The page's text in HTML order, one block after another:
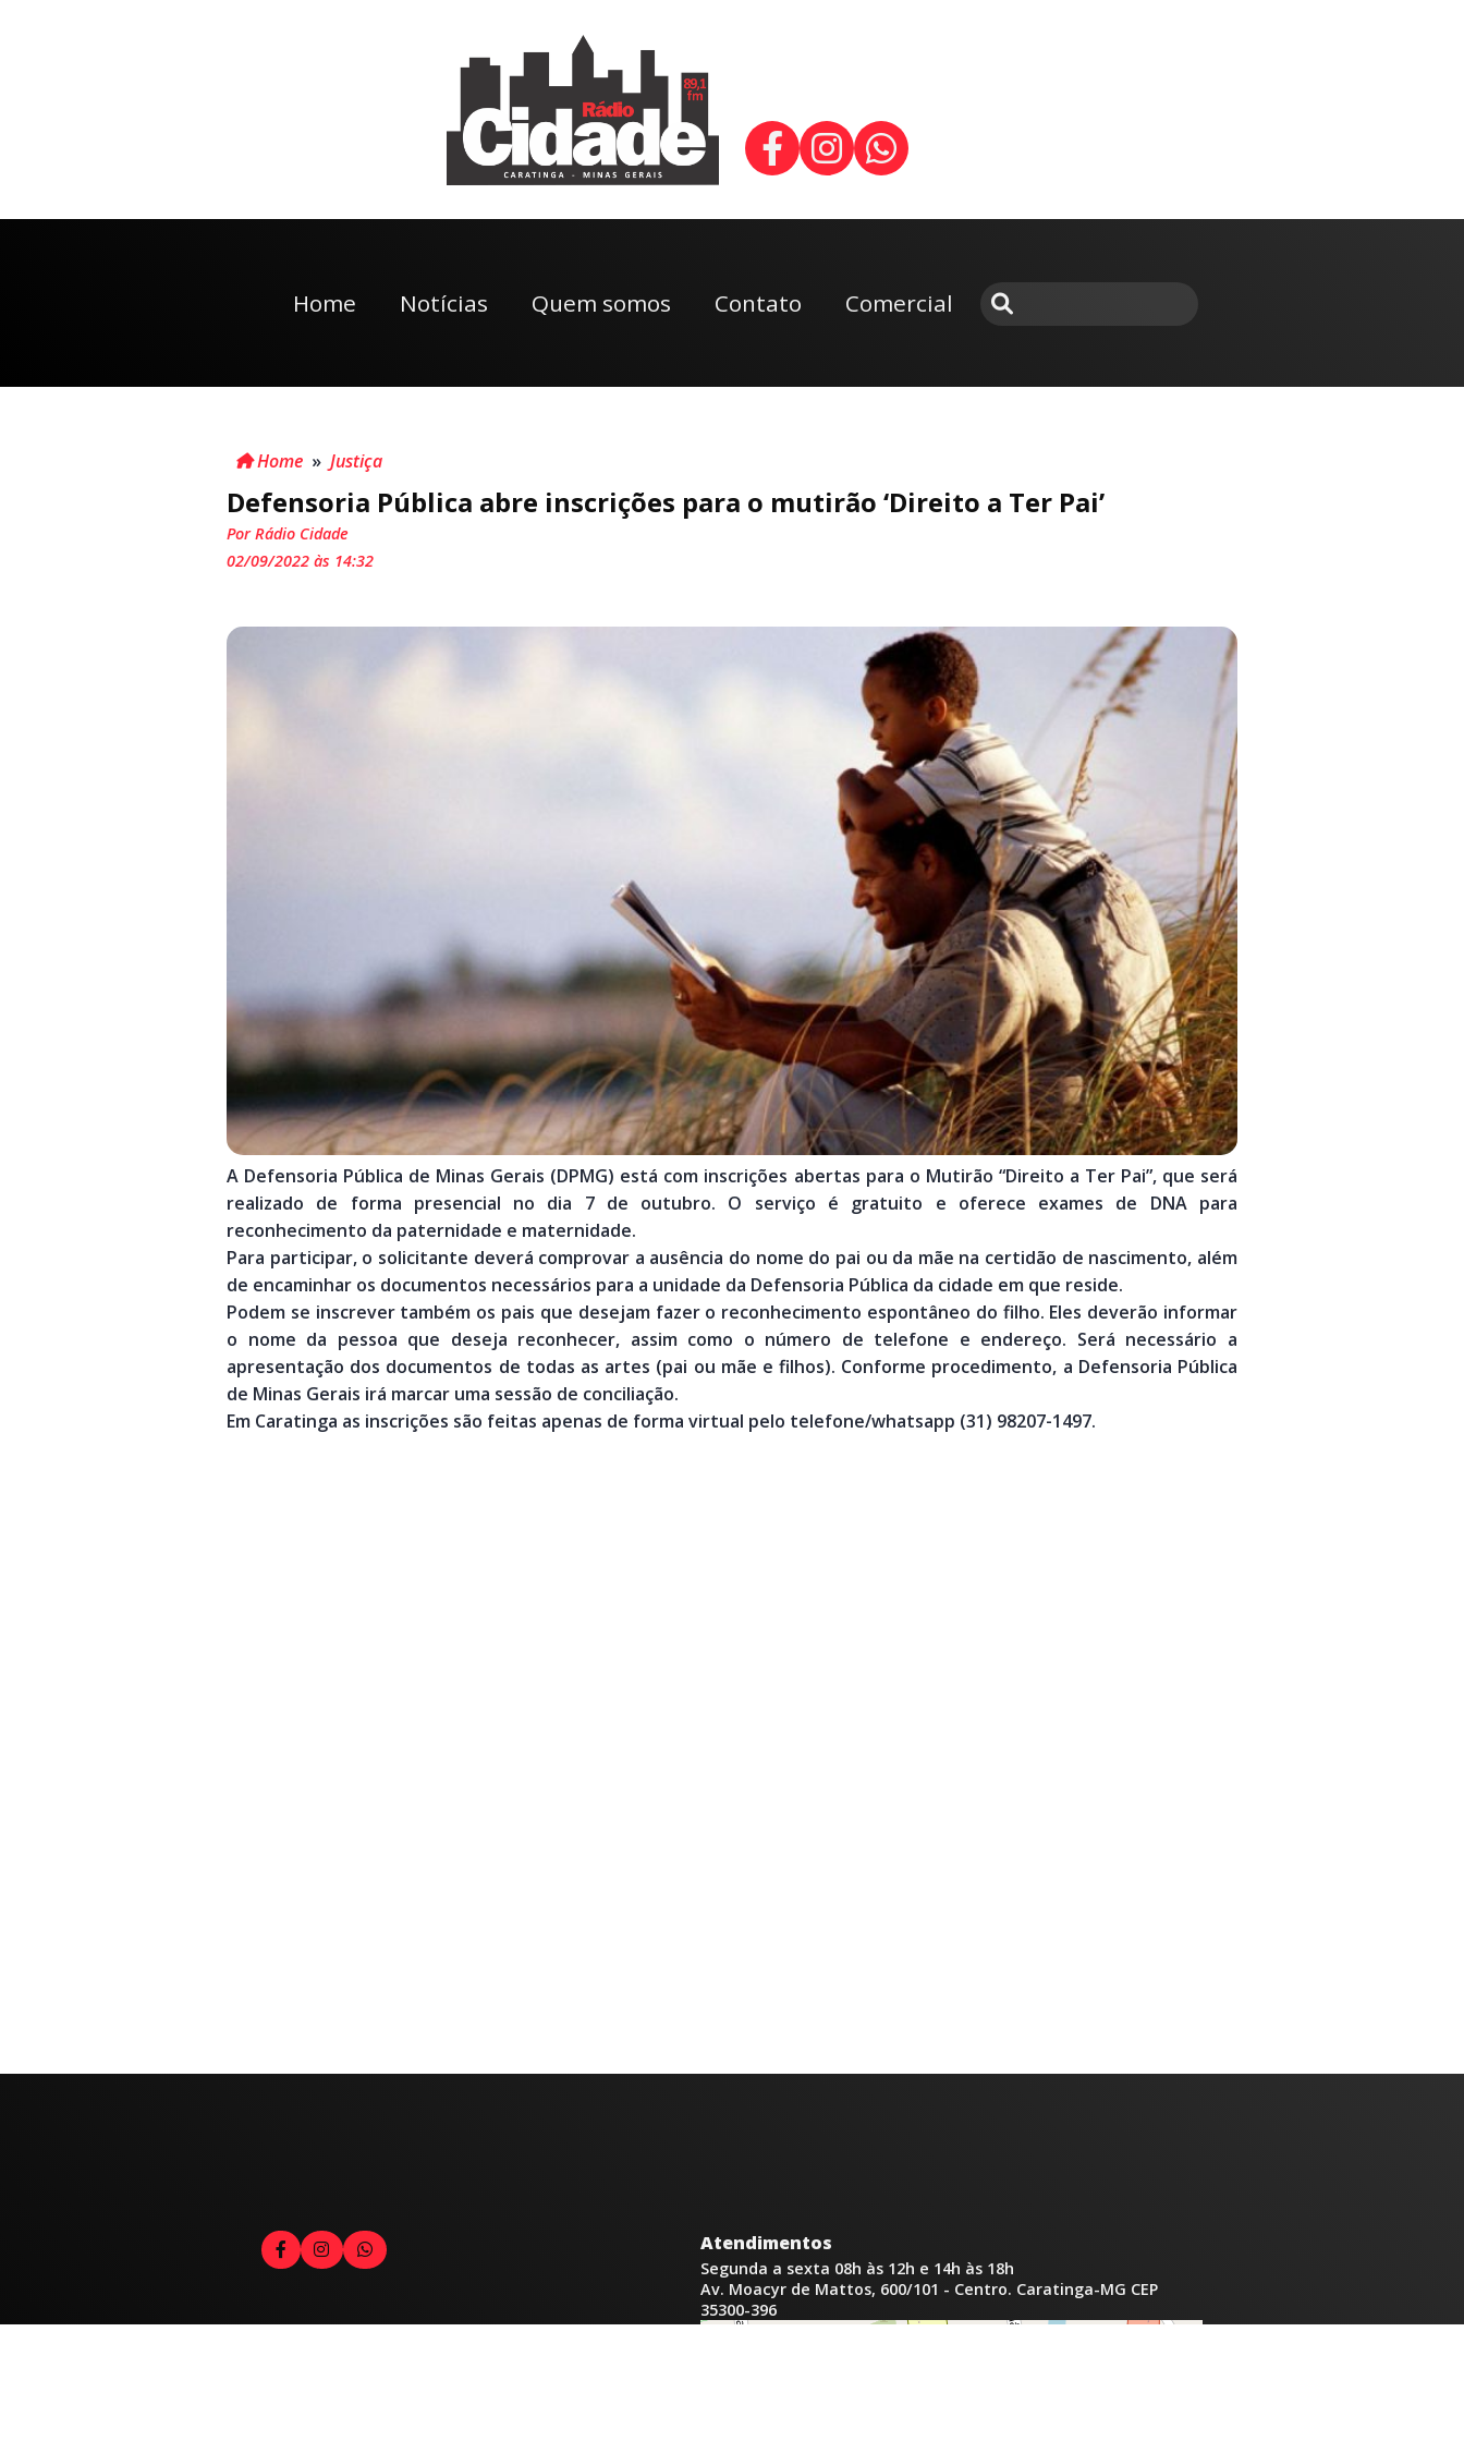
Home Notícias Quem somos Contato Comercial
Home » Justiça
Defensoria Pública abre inscrições para o mutirão ‘Direito a Ter Pai’
Por Rádio Cidade
02/09/2022 às 14:32
A Defensoria Pública de Minas Gerais (DPMG) está com inscrições abertas para o Mutirão “Direito a Ter Pai”, que será
realizado de forma presencial no dia 7 de outubro. O serviço é gratuito e oferece exames de DNA para
reconhecimento da paternidade e maternidade.
Para participar, o solicitante deverá comprovar a ausência do nome do pai ou da mãe na certidão de nascimento, além
de encaminhar os documentos necessários para a unidade da Defensoria Pública da cidade em que reside.
Podem se inscrever também os pais que desejam fazer o reconhecimento espontâneo do filho. Eles deverão informar
o nome da pessoa que deseja reconhecer, assim como o número de telefone e endereço. Será necessário a
apresentação dos documentos de todas as artes (pai ou mãe e filhos). Conforme procedimento, a Defensoria Pública
de Minas Gerais irá marcar uma sessão de conciliação.
Em Caratinga as inscrições são feitas apenas de forma virtual pelo telefone/whatsapp (31) 98207-1497.
Contato
Atendimentos
Segunda a sexta 08h às 12h e 14h às 18h
Av. Moacyr de Mattos, 600/101 - Centro. Caratinga-MG CEP
35300-396